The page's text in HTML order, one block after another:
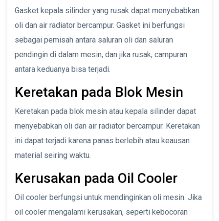
Gasket kepala silinder yang rusak dapat menyebabkan
oli dan air radiator bercampur. Gasket ini berfungsi
sebagai pemisah antara saluran oli dan saluran
pendingin di dalam mesin, dan jika rusak, campuran
antara keduanya bisa terjadi.
Keretakan pada Blok Mesin
Keretakan pada blok mesin atau kepala silinder dapat
menyebabkan oli dan air radiator bercampur. Keretakan
ini dapat terjadi karena panas berlebih atau keausan
material seiring waktu.
Kerusakan pada Oil Cooler
Oil cooler berfungsi untuk mendinginkan oli mesin. Jika
oil cooler mengalami kerusakan, seperti kebocoran